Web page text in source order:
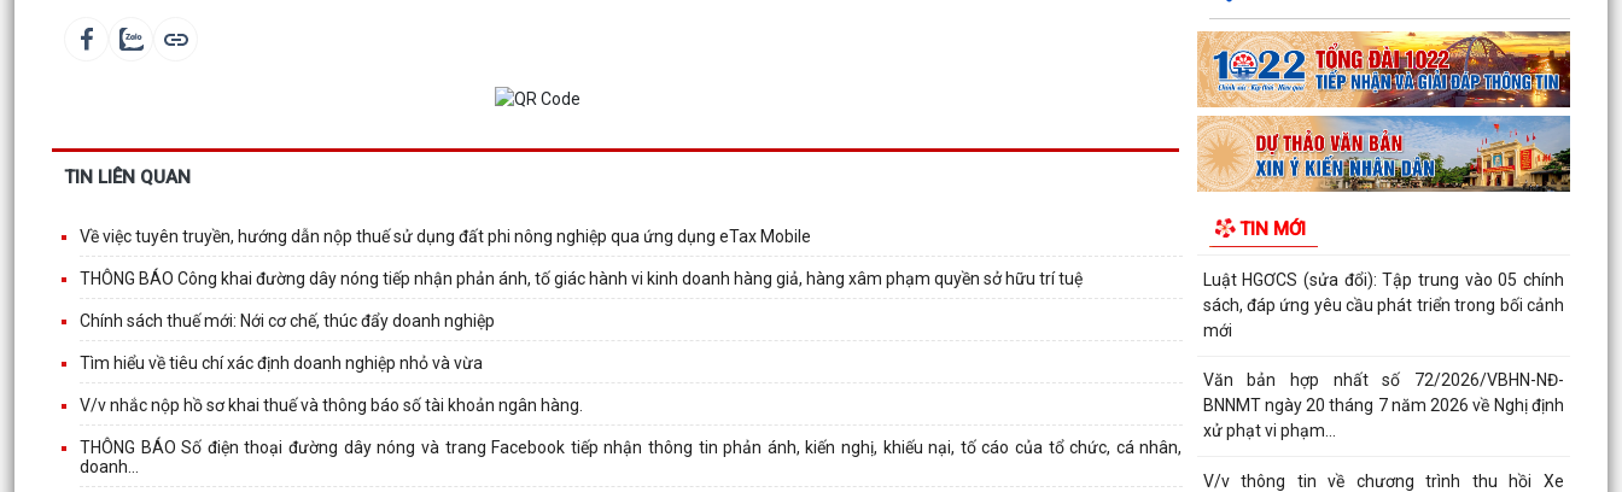
TIN LIÊN QUAN
Về việc tuyên truyền, hướng dẫn nộp thuế sử dụng đất phi nông nghiệp qua ứng dụng eTax Mobile
THÔNG BÁO Công khai đường dây nóng tiếp nhận phản ánh, tố giác hành vi kinh doanh hàng giả, hàng xâm phạm quyền sở hữu trí tuệ
Chính sách thuế mới: Nới cơ chế, thúc đẩy doanh nghiệp
Tìm hiểu về tiêu chí xác định doanh nghiệp nhỏ và vừa
V/v nhắc nộp hồ sơ khai thuế và thông báo số tài khoản ngân hàng.
THÔNG BÁO Số điện thoại đường dây nóng và trang Facebook tiếp nhận thông tin phản ánh, kiến nghị, khiếu nại, tố cáo của tổ chức, cá nhân,
doanh...
TIN MỚI
PHƯỜNG LÊ ĐẠI HÀNH TỔ CHỨC HỘI NGHỊ
TRIỂN KHAI THÔNG TIN VỀ CÔNG TÁC GIẢI
PHÓNG MẶT BẰNG DỰ ÁN...
PHƯỜNG LÊ ĐẠI HÀNH TỔ CHỨC LỄ CẦU SIÊU
TRI ÂN CÁC ANH HÙNG LIỆT SĨ
BÁN NGƯỜI HIỂU ĐÚNG ĐỂ PHÒNG TRÁNH
Luật HGƠCS (sửa đổi): Tập trung vào 05 chính
sách, đáp ứng yêu cầu phát triển trong bối cảnh
mới
Văn bản hợp nhất số 72/2026/VBHN-NĐ-
BNNMT ngày 20 tháng 7 năm 2026 về Nghị định
xử phạt vi phạm...
V/v thông tin về chương trình thu hồi Xe